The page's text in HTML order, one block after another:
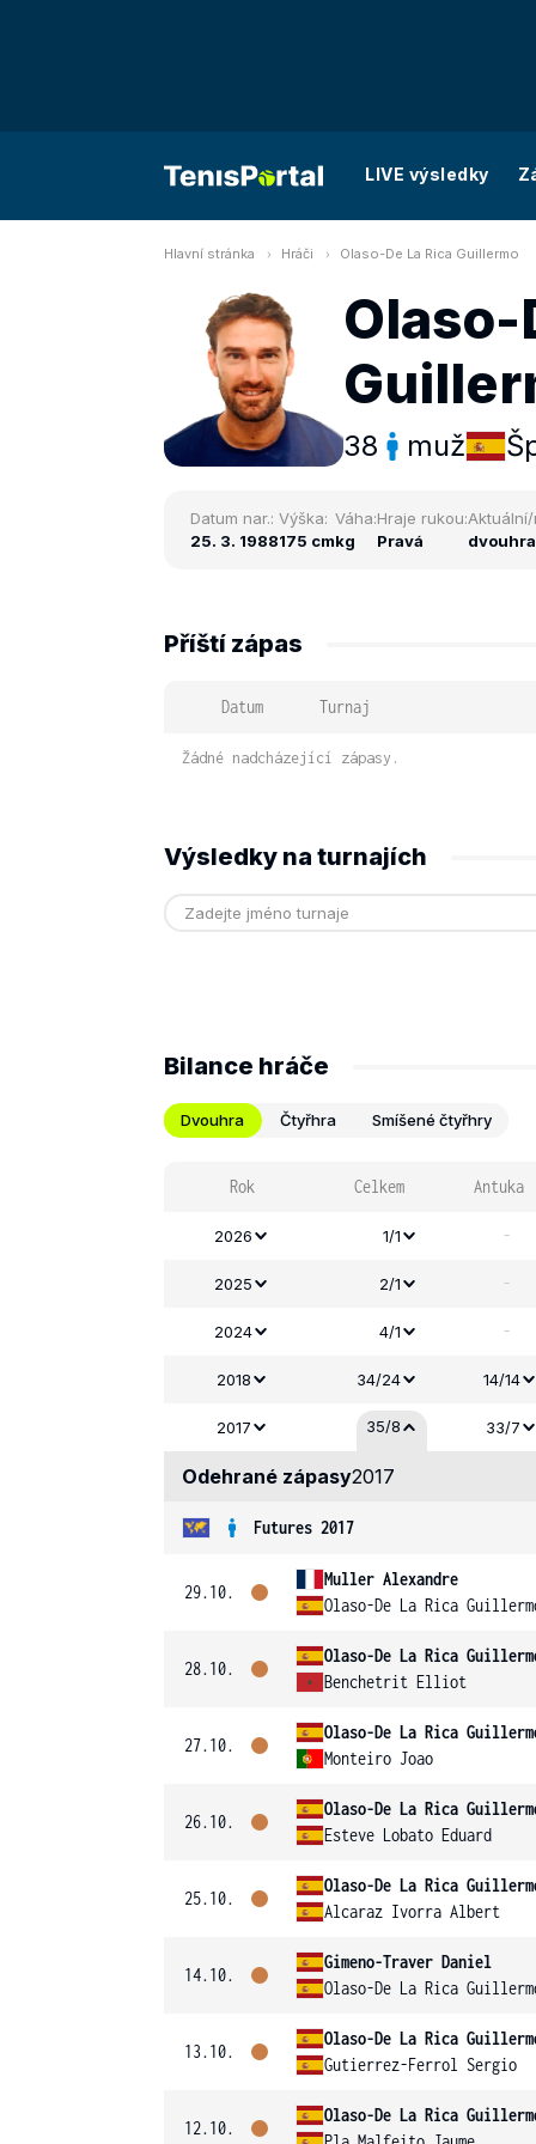
LIVE výsledky
Hlavní stránka Hráči Olaso-De La Rica Guillermo
Olaso-
38 muž
Datum nar.:
25. 3. 1988
Výška:
175 cm
Váha:
kg
Hraje rukou:
Pravá
Příští zápas
Datum Turnaj
Žádné nadcházející zápasy.
Výsledky na turnajích
Bilance hráče
Dvouhra Čtyřhra Smíšené čtyřhry
Rok Celkem Antuka
2026 1/1 -
2025 2/1 -
2024 4/1 -
2018 34/24 14/14
2017 35/8 33/7
Odehrané zápasy2017
Futures 2017
29.10.
Muller Alexandre
Olaso-De La Rica
28.10.
Olaso-De La Rica
Benchetrit Elliot
27.10.
Olaso-De La Rica
Monteiro Joao
26.10.
Olaso-De La Rica
Esteve Lobato Eduard
25.10.
Olaso-De La Rica
Alcaraz Ivorra Albert
14.10.
Gimeno-Traver Daniel
Olaso-De La Rica
13.10.
Olaso-De La Rica
Gutierrez-Ferrol Sergio
12.10.
Olaso-De La Rica